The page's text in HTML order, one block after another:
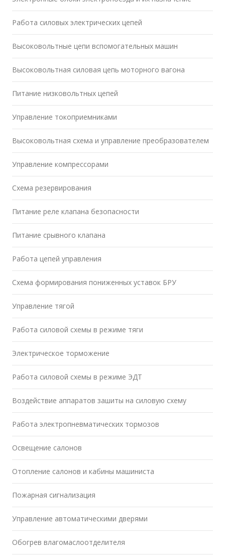
Работа силовых электрических цепей
Высоковольтные цепи вспомогательных машин
Высоковольтная силовая цепь моторного вагона
Питание низковольтных цепей
Управление токоприемниками
Высоковольтная схема и управление преобразователем
Управление компрессорами
Схема резервирования
Питание реле клапана безопасности
Питание срывного клапана
Работа цепей управления
Схема формирования пониженных уставок БРУ
Управление тягой
Работа силовой схемы в режиме тяги
Электрическое торможение
Работа силовой схемы в режиме ЭДТ
Воздействие аппаратов зашиты на силовую схему
Работа электропневматических тормозов
Освещение салонов
Отопление салонов и кабины машиниста
Пожарная сигнализация
Управление автоматическими дверями
Обогрев влагомаслоотделителя